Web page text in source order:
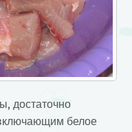
достаточно
белое